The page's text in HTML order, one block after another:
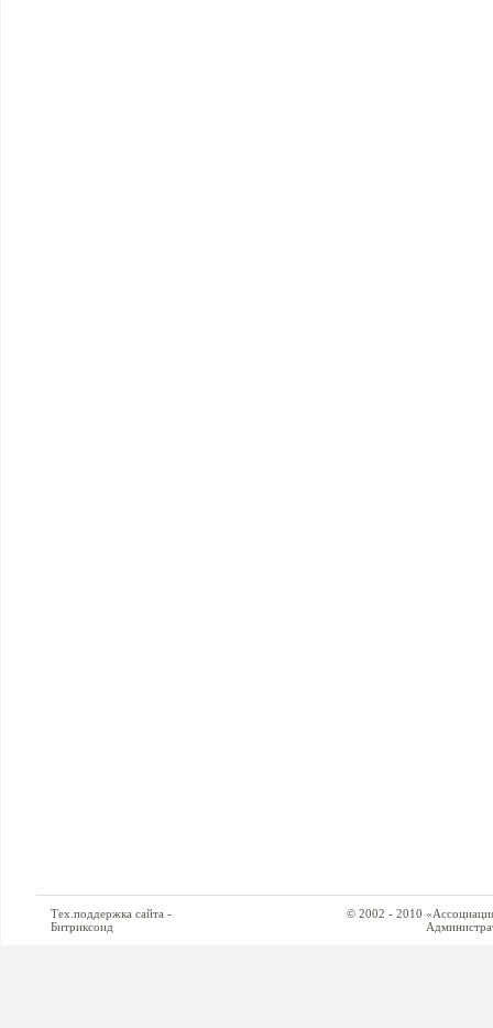
Тех.поддержка сайта -
Битриксоид
© 2002 - 2010 «Ассоциация